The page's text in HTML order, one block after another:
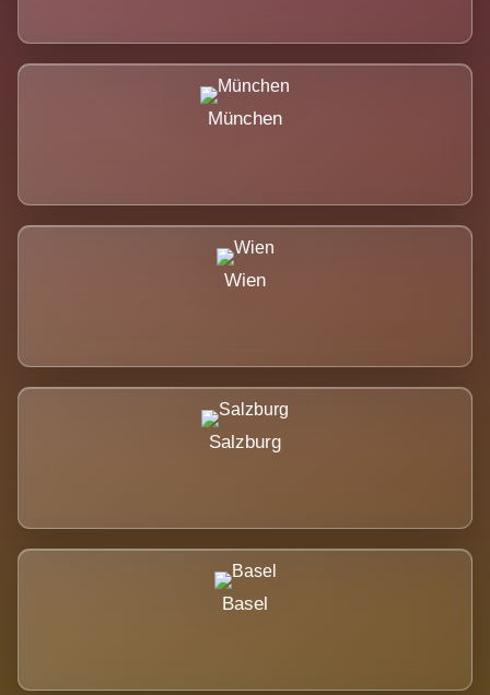
München
Wien
Salzburg
Basel